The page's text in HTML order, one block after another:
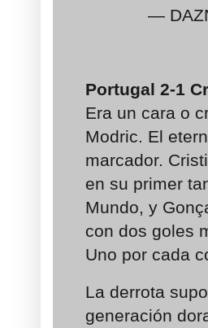
—
Portugal 2-1
Era un cara o
Modric. El
marcador.
en su primer
Mundo, y
con dos goles
Uno por cada
La derrota
generación